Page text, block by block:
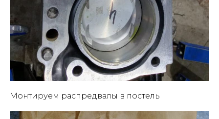
Монтируем распредвалы в постель